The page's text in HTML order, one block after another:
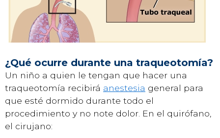
¿Qué ocurre durante una traqueotomía?
Un niño a quien le tengan que hacer una
traqueotomía recibirá anestesia general para
que esté dormido durante todo el
procedimiento y no note dolor. En el quirófano,
el cirujano: